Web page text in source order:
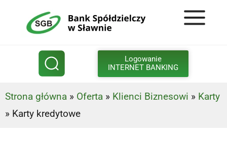
Logowanie
INTERNET BANKING
Strona główna » Oferta » Klienci Biznesowi » Karty
» Karty kredytowe